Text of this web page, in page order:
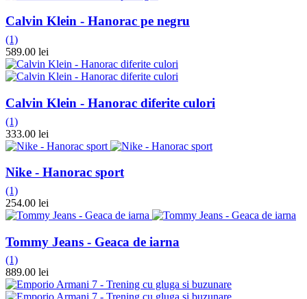
Calvin Klein - Hanorac pe negru
(1)
589.00 lei
Calvin Klein - Hanorac diferite culori
(1)
333.00 lei
Nike - Hanorac sport
(1)
254.00 lei
Tommy Jeans - Geaca de iarna
(1)
889.00 lei